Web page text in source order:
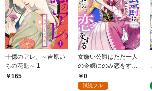
十億のアレ。～吉原い
ちの花魁～ 1
165
女嫌い公爵はただ一人
の令嬢にのみ恋をする
（分冊版）第１話
0
試読フル